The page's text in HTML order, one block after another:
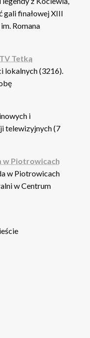
gali finałowej XIII
Romana
Tetka
lokalnych (3216).
i
telewizyjnych (7
w Piotrowicach
w Piotrowicach
w Centrum